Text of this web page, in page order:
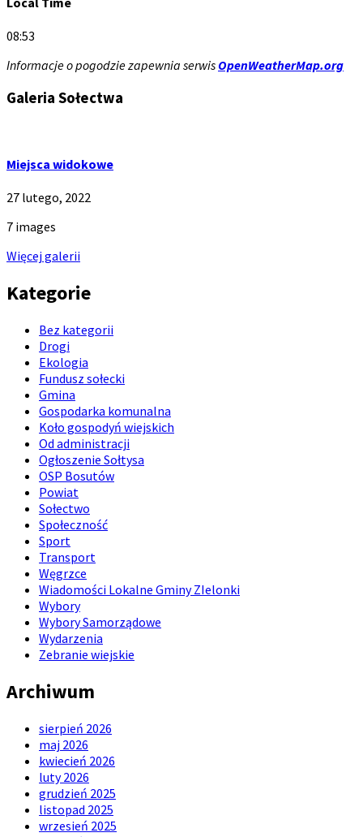
08:53
Informacje o pogodzie zapewnia serwis OpenWeatherMap.org
Galeria Sołectwa
Miejsca widokowe
27 lutego, 2022
7 images
Więcej galerii
Kategorie
Bez kategorii
Drogi
Ekologia
Fundusz sołecki
Gmina
Gospodarka komunalna
Koło gospodyń wiejskich
Od administracji
Ogłoszenie Sołtysa
OSP Bosutów
Powiat
Sołectwo
Społeczność
Sport
Transport
Węgrzce
Wiadomości Lokalne Gminy ZIelonki
Wybory
Wybory Samorządowe
Wydarzenia
Zebranie wiejskie
Archiwum
sierpień 2026
maj 2026
kwiecień 2026
luty 2026
grudzień 2025
listopad 2025
wrzesień 2025